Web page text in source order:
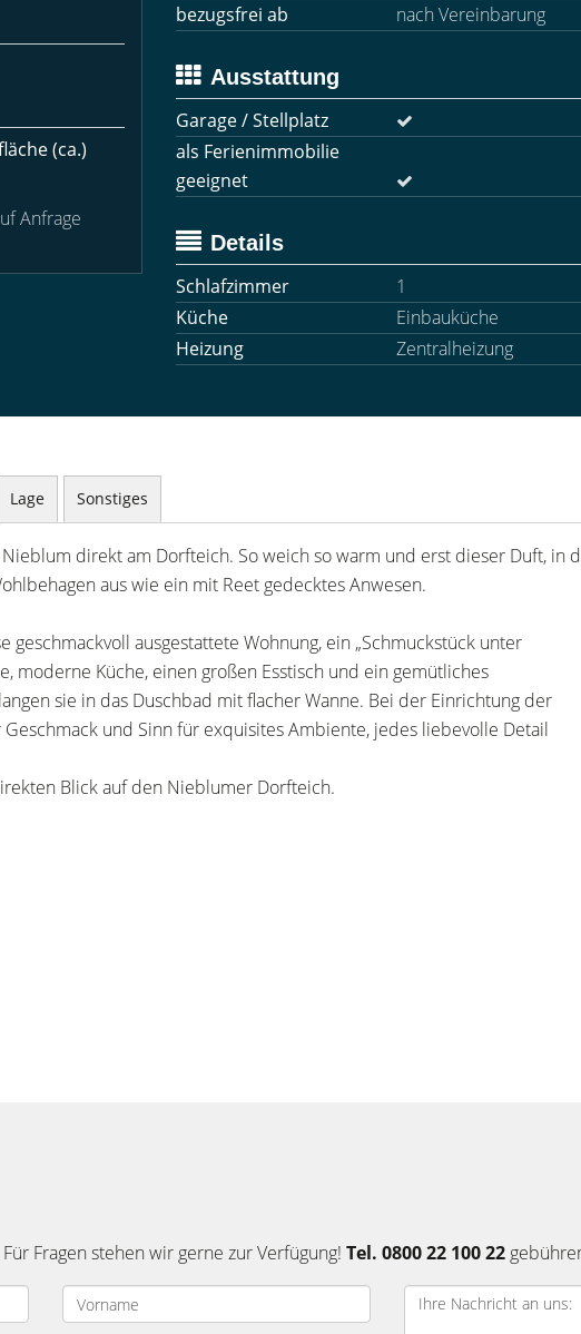
(ca.)
Anfrage
bezugsfrei ab
nach Vereinbarung
Ausstattung
Garage / Stellplatz
als Ferienimmobilie
geeignet
Details
Schlafzimmer
1
Küche
Einbauküche
Heizung
Zentralheizung
Lage Sonstiges
direkt am Dorfteich. So weich so warm und erst dieser Duft, in
aus wie ein mit Reet gedecktes Anwesen.
geschmackvoll ausgestattete Wohnung, ein „Schmuckstück unter
moderne Küche, einen großen Esstisch und ein gemütliches
sie in das Duschbad mit flacher Wanne. Bei der Einrichtung der
und Sinn für exquisites Ambiente, jedes liebevolle Detail
Blick auf den Nieblumer Dorfteich.
Fragen stehen wir gerne zur Verfügung! Tel. 0800 22 100 22